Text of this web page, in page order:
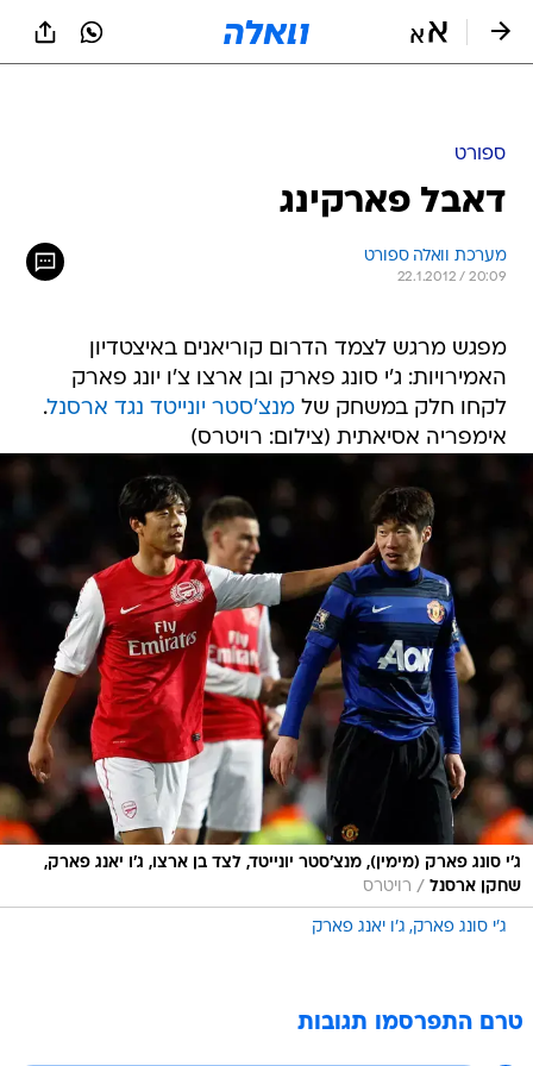
ספורט
דאבל פארקינג
מערכת וואלה ספורט
22.1.2012 / 20:09
מפגש מרגש לצמד הדרום קוריאנים באיצטדיון
האמירויות: ג'י סונג פארק ובן ארצו צ'ו יונג פארק
לקחו חלק במשחק שלמנצ'סטר יונייטד נגד ארסנל.
אימפריה אסיאתית (צילום: רויטרס)
ג'י סונג פארק (מימין), מנצ'סטר יונייטד, לצד בן ארצו, ג'ו יאנג פארק,
שחקן ארסנל / רויטרס
ג'י סונג פארק ג'ו יאנג פארק
טרם התפרסמו תגובות